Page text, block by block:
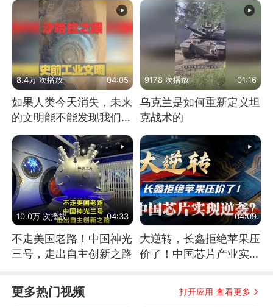
8.4万 次播放 04:05
如果人类今天消失，未来
的文明能不能发现我们存
在过？
9178 次播放 01:16
乌克兰是如何重新定义坦
克战术的
10.0万 次播放 04:33
不走美国老路！中国神光
三号，走出自主创新之路
04:09
大逆转，长鑫拒绝苹果压
价了！中国芯片产业实现
更多热门视频 打开应用 查看更多